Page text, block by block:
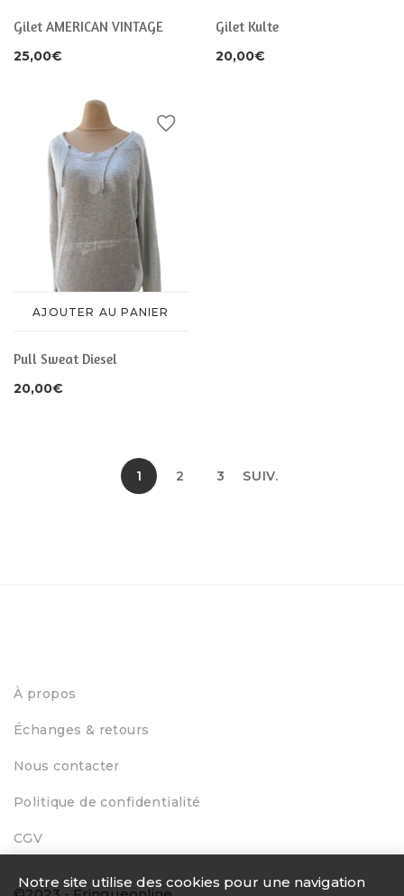
Gilet AMERICAN VINTAGE
25,00€
Gilet Kulte
20,00€
AJOUTER AU PANIER
Pull Sweat Diesel
20,00€
1 2 3 SUIV.
À propos
Échanges & retours
Nous contacter
Politique de confidentialité
CGV
Notre site utilise des cookies pour une navigation